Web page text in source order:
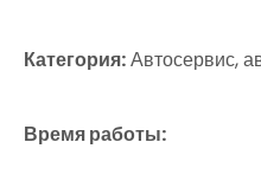
Категория:Автосервис,
Время работы: